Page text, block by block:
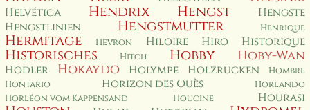
Helvética Hendrix Hengst
Hengste
Hengstlinien
Hengstmutter Henrique
Hermitage Hevron Hiloire Hiro Historique
Historisches Hitch Hobby Hoby-Wan
Hodler Hokaydo Holympe Holzrücken
Hombre
Hontario
Horizon des Ouès
Horlando
Horléon vom Kappensand
Houcine Hourasi